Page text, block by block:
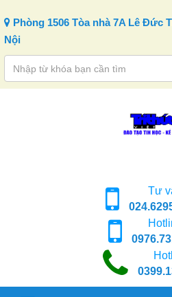
Phòng 1506 Tòa nhà 7A Lê Đức
Nội
Tư